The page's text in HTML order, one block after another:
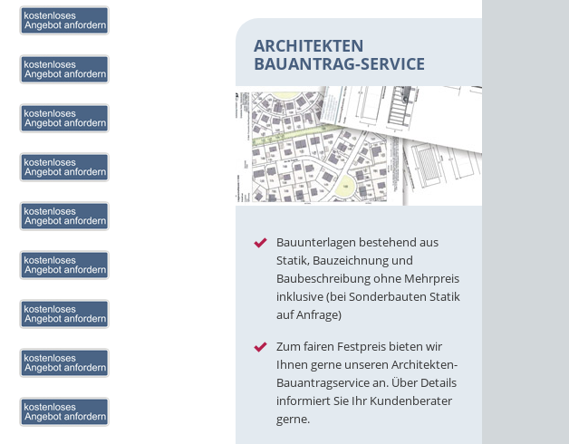
ARCHITEKTEN
BAUANTRAG-SERVICE
Bauunterlagen bestehend aus
Statik, Bauzeichnung und
Baubeschreibung ohne Mehrpreis
inklusive (bei Sonderbauten Statik
auf Anfrage)
Zum fairen Festpreis bieten wir
Ihnen gerne unseren Architekten-
Bauantragservice an. Über Details
informiert Sie Ihr Kundenberater
gerne.